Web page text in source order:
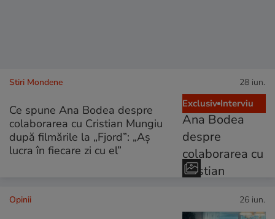
Exclusiv Interviu
Stiri Mondene 28 iun.
Ce spune Ana Bodea despre
colaborarea cu Cristian Mungiu
după filmările la „Fjord”: „Aș
lucra în fiecare zi cu el”
Opinii 26 iun.